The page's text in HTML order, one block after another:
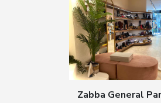
Zabba General